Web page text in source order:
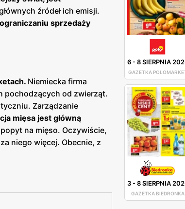
6-8 SIERPNIA
GAZETKA
3-8 SIERPNIA
GAZETKA BIEDRONKA
źródeł ich emisji.
sprzedaży
Niemiecka firma
pochodzących od zwierząt.
Zarządzanie
mięsa jest główną
na mięso. Oczywiście,
niego więcej. Obecnie, z